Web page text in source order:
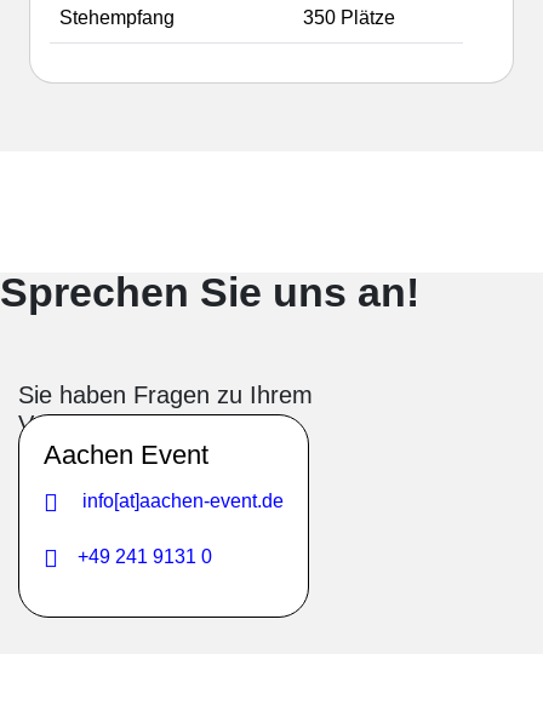
Stehempfang 350 Plätze
Sprechen Sie uns an!
Sie haben Fragen zu Ihrem
Veranstaltungsbesuch?
– wir sind für Sie da.
Aachen Event
info[at]​aachen-event.de
+49 241 9131 0